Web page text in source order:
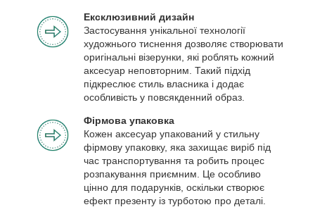
Ексклюзивний дизайн
Застосування унікальної технології
художнього тиснення дозволяє створювати
оригінальні візерунки, які роблять кожний
аксесуар неповторним. Такий підхід
підкреслює стиль власника і додає
особливість у повсякденний образ.
Фірмова упаковка
Кожен аксесуар упакований у стильну
фірмову упаковку, яка захищає виріб під
час транспортування та робить процес
розпакування приємним. Це особливо
цінно для подарунків, оскільки створює
ефект презенту із турботою про деталі.